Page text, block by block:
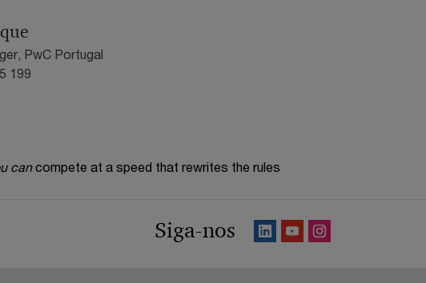
PwC Portugal
199
can compete at a speed that rewrites the rules
Siga-nos